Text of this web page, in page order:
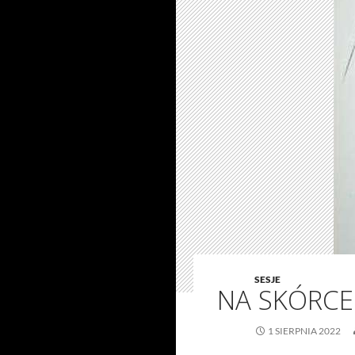
SESJE
NA
1 SIERPNIA 2022